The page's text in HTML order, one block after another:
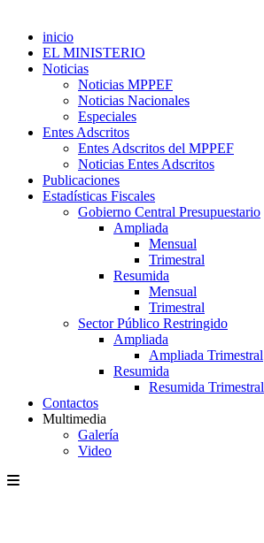
inicio
EL MINISTERIO
Noticias
Noticias MPPEF
Noticias Nacionales
Especiales
Entes Adscritos
Entes Adscritos del MPPEF
Noticias Entes Adscritos
Publicaciones
Estadísticas Fiscales
Gobierno Central Presupuestario
Ampliada
Mensual
Trimestral
Resumida
Mensual
Trimestral
Sector Público Restringido
Ampliada
Ampliada Trimestral
Resumida
Resumida Trimestral
Contactos
Multimedia
Galería
Video